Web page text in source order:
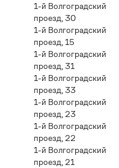
1-й Волгоградский
проезд, 30
1-й Волгоградский
проезд, 15
1-й Волгоградский
проезд, 31
1-й Волгоградский
проезд, 33
1-й Волгоградский
проезд, 23
1-й Волгоградский
проезд, 22
1-й Волгоградский
проезд, 21